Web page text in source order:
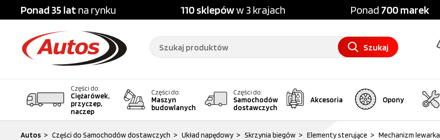
Ponad 35 lat na rynku 110 sklepóww 3 krajach Ponad 700 marek
Szukaj
Części do:
Ciężarówek,
przyczep,
naczep
Części do:
Maszyn
budowlanych
Części do:
Samochodów
dostawczych
Akcesoria Opony
Autos > Części do Samochodów dostawczych > Układ napędowy > Skrzynia biegów > Elementy sterujące > Mechanizm